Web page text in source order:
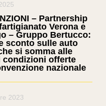
– Partnership
Verona e
– Gruppo Bertucco:
sconto sulle auto
si somma alle
condizioni offerte
nazionale
2023